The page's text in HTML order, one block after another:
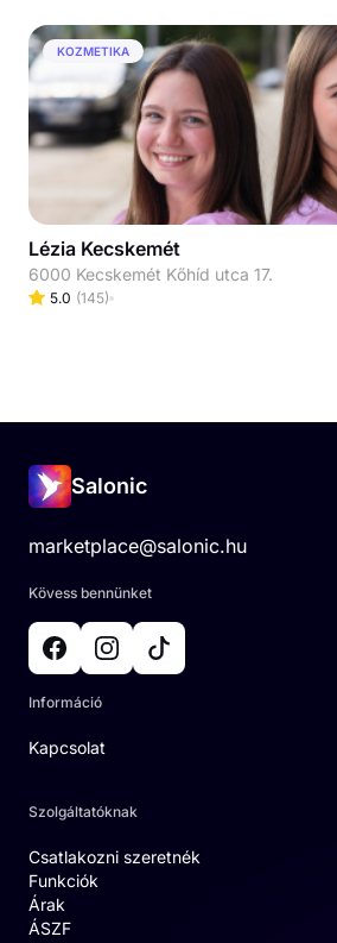
KOZMETIKA
Lézia Kecskemét
6000 Kecskemét Kőhíd utca 17.
5.0 (145)
Salonic
marketplace@salonic.hu
Kövess bennünket
Információ
Kapcsolat
Szolgáltatóknak
Csatlakozni szeretnék
Funkciók
Árak
ÁSZF